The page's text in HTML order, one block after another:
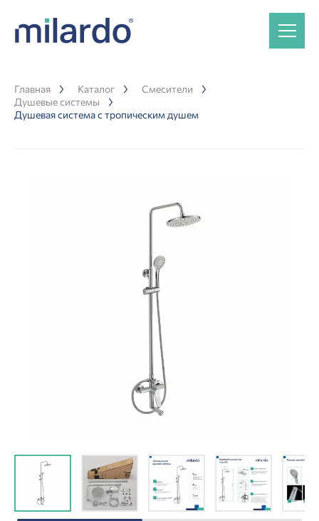
Главная Каталог
Смесители
Душевые системы
Душевая система с тропическим душем